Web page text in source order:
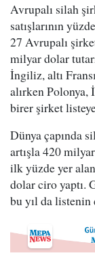
Avrupalı silah
satışlarının
27 Avrupalı
milyar dolar
İngiliz, altı
alırken Polonya,
birer şirket
Dünya çapında
artışla 420
ilk yüzde yer
dolar ciro yaptı.
bu yıl da listenin